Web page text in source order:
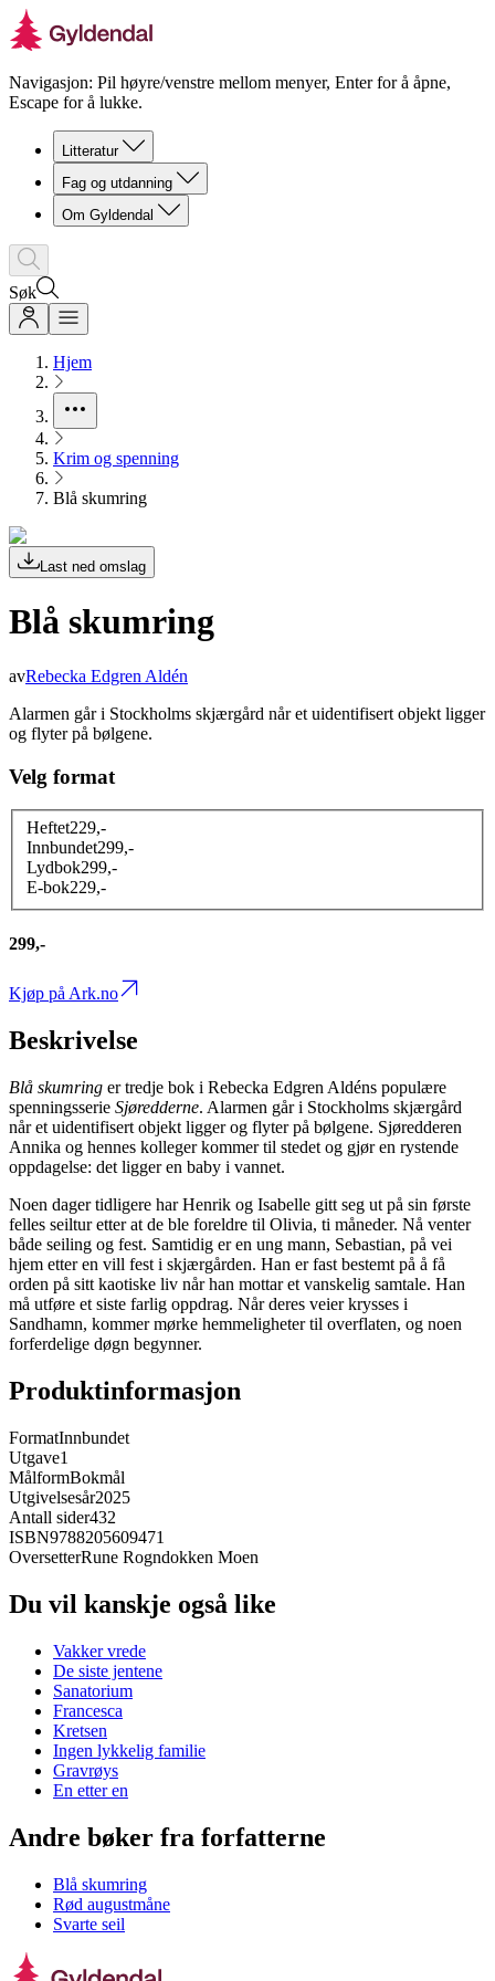
Navigasjon: Pil høyre/venstre mellom menyer, Enter for å åpne,
Escape for å lukke.
Litteratur
Fag og utdanning
Om Gyldendal
Søk
Hjem
Krim og spenning
Blå skumring
Last ned omslag
Blå skumring
avRebecka Edgren Aldén
Alarmen går i Stockholms skjærgård når et uidentifisert objekt ligger
og flyter på bølgene.
Velg format
Heftet229,-
Innbundet299,-
Lydbok299,-
E-bok229,-
299,-
Kjøp på Ark.no
Beskrivelse
Blå skumring er tredje bok i Rebecka Edgren Aldéns populære
spenningsserie Sjøredderne. Alarmen går i Stockholms skjærgård
når et uidentifisert objekt ligger og flyter på bølgene. Sjøredderen
Annika og hennes kolleger kommer til stedet og gjør en rystende
oppdagelse: det ligger en baby i vannet.
Noen dager tidligere har Henrik og Isabelle gitt seg ut på sin første
felles seiltur etter at de ble foreldre til Olivia, ti måneder. Nå venter
både seiling og fest. Samtidig er en ung mann, Sebastian, på vei
hjem etter en vill fest i skjærgården. Han er fast bestemt på å få
orden på sitt kaotiske liv når han mottar et vanskelig samtale. Han
må utføre et siste farlig oppdrag. Når deres veier krysses i
Sandhamn, kommer mørke hemmeligheter til overflaten, og noen
forferdelige døgn begynner.
Produktinformasjon
FormatInnbundet
Utgave1
MålformBokmål
Utgivelsesår2025
Antall sider432
ISBN9788205609471
OversetterRune Rogndokken Moen
Du vil kanskje også like
Vakker vrede
De siste jentene
Sanatorium
Francesca
Kretsen
Ingen lykkelig familie
Gravrøys
En etter en
Andre bøker fra forfatterne
Blå skumring
Rød augustmåne
Svarte seil